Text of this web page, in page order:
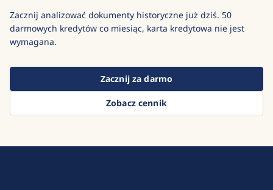
Zacznij analizować dokumenty historyczne już dziś. 50
darmowych kredytów co miesiąc, karta kredytowa nie jest
wymagana.
Zacznij za darmo
Zobacz cennik